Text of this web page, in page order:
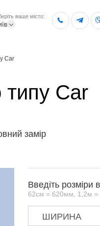
ваше місто:
Car
типу Car
замір
Введіть розміри
62см = 620мм, 1,2м